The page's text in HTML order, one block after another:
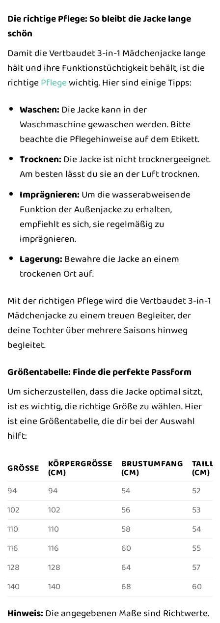
Die richtige Pflege: So bleibt die Jacke lange
schön
Damit die Vertbaudet 3-in-1 Mädchenjacke lange
hält und ihre Funktionstüchtigkeit behält, ist die
richtigePflegewichtig. Hier sind einige Tipps:
Waschen: Die Jacke kann in der
Waschmaschine gewaschen werden. Bitte
beachte die Pflegehinweise auf dem Etikett.
Trocknen: Die Jacke ist nicht trocknergeeignet.
Am besten lässt du sie an der Luft trocknen.
Imprägnieren: Um die wasserabweisende
Funktion der Außenjacke zu erhalten,
empfiehlt es sich, sie regelmäßig zu
imprägnieren.
Lagerung: Bewahre die Jacke an einem
trockenen Ort auf.
Mit der richtigen Pflege wird die Vertbaudet 3-in-1
Mädchenjacke zu einem treuen Begleiter, der
deine Tochter über mehrere Saisons hinweg
begleitet.
Größentabelle: Finde die perfekte Passform
Um sicherzustellen, dass die Jacke optimal sitzt,
ist es wichtig, die richtige Größe zu wählen. Hier
ist eine Größentabelle, die dir bei der Auswahl
hilft:
GRÖSSE KÖRPERGRÖSSE (
CM)
BRUSTUMFANG
(CM)
(CM)
94
94 54
52
102
102 56
53
110
110 58
54
116
116 60
55
128
128 64
57
140
140 68 60
Hinweis: Die angegebenen Maße sind Richtwerte.